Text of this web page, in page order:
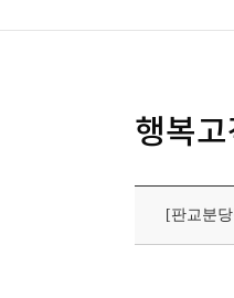
행복고
[판교분